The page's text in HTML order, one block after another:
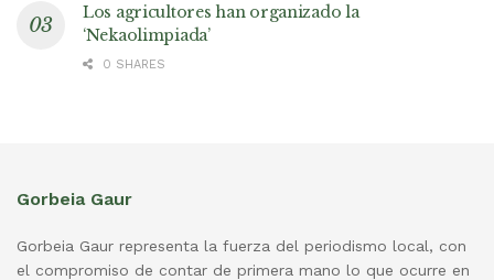
Los agricultores han organizado la
‘Nekaolimpiada’
0 SHARES
Gorbeia Gaur
Gorbeia Gaur representa la fuerza del periodismo local, con
el compromiso de contar de primera mano lo que ocurre en